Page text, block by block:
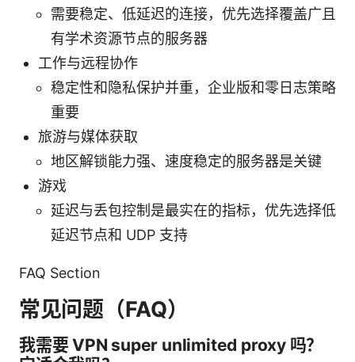
需要稳定、低延迟的连接，优先选择覆盖广且
有学术资源节点的服务器
工作与远程协作
稳定性和隐私保护并重，企业版和零日志策略
重要
旅游与媒体获取
地区解锁能力强、速度稳定的服务器是关键
游戏
延迟与丢包控制是最实在的指标，优先选择低
延迟节点和 UDP 支持
FAQ Section
常见问题（FAQ）
我需要 VPN super unlimited proxy 吗？